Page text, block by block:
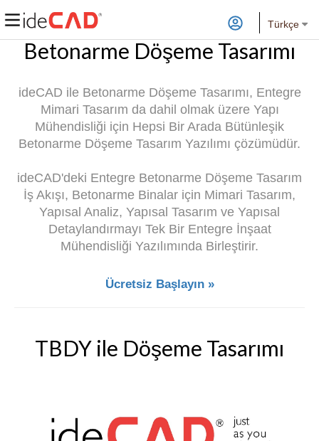
Türkçe
Betonarme Döşeme Tasarımı
ideCAD ile Betonarme Döşeme Tasarımı, Entegre
Mimari Tasarım da dahil olmak üzere Yapı
Mühendisliği için Hepsi Bir Arada Bütünleşik
Betonarme Döşeme Tasarım Yazılımı çözümüdür.
ideCAD'deki Entegre Betonarme Döşeme Tasarım
İş Akışı, Betonarme Binalar için Mimari Tasarım,
Yapısal Analiz, Yapısal Tasarım ve Yapısal
Detaylandırmayı Tek Bir Entegre İnşaat
Mühendisliği Yazılımında Birleştirir.
Ücretsiz Başlayın »
TBDY ile Döşeme Tasarımı